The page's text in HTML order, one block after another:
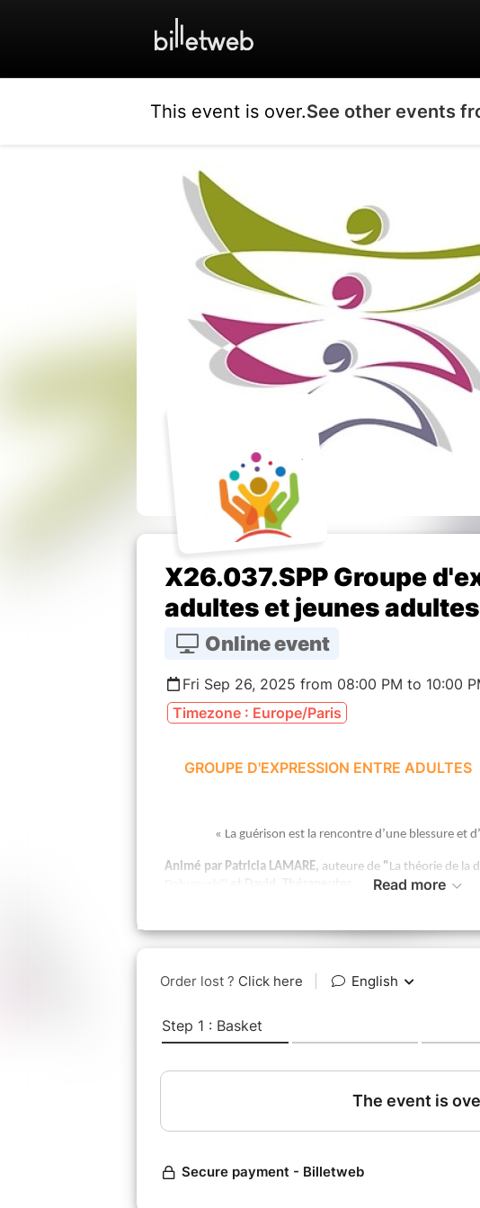
This event is over.See other events
X26.037.SPP Groupe
adultes et jeunes adultes
Online event
Fri Sep 26, 2025 from 08:00 PM to 10:00
Timezone : Europe/Paris
GROUPE D'EXPRESSION ENTRE
« La guérison est la rencontre d’une blessure et
Animé par Patricia LAMARE, auteure de " La théorie de la
adultes HPI, en présence à la fois d'une et d'un
ses compréhensions communes ou différentes et de
Un temps pour se ressourcer et s'octroyer un moment de
Chacun(e) sera invité(e) à prendre la parole s'il le désire
Read more